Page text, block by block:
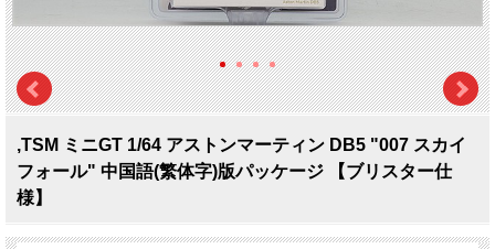
,TSM ミニGT 1/64 アストンマーティン DB5 "007 スカイ
フォール" 中国語(繁体字)版パッケージ 【ブリスター仕
様】